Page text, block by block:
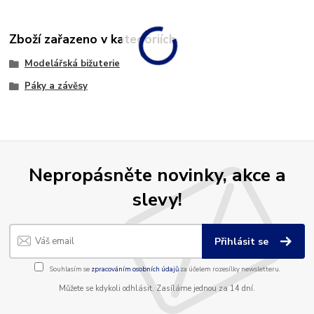
Zboží zařazeno v kategoriích
Modelářská bižuterie
Páky a závěsy
Nepropásněte novinky, akce a
slevy!
Přihlásit se
Souhlasím se zpracováním osobních údajůza účelem rozesílky newsletteru.
Můžete se kdykoli odhlásit. Zasíláme jednou za 14 dní.